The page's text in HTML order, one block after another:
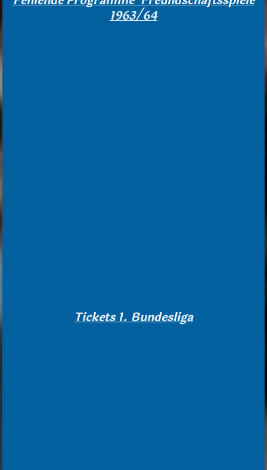
1963/64
Tickets 1. Bundesliga